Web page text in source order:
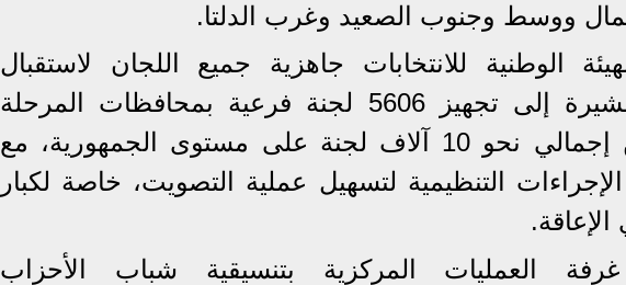
ووسط وجنوب الصعيد وغرب الدلتا.
الوطنية للانتخابات جاهزية جميع اللجان لاستقبال
الناخبين، مشيرة إلى تجهيز 5606 لجنة فرعية بمحافظات المرحلة
الأولى، من إجمالي نحو 10 آلاف لجنة على مستوى الجمهورية، مع
الإجراءات التنظيمية لتسهيل عملية التصويت، خاصة لكبار
العمليات المركزية بتنسيقية شباب الأحزاب